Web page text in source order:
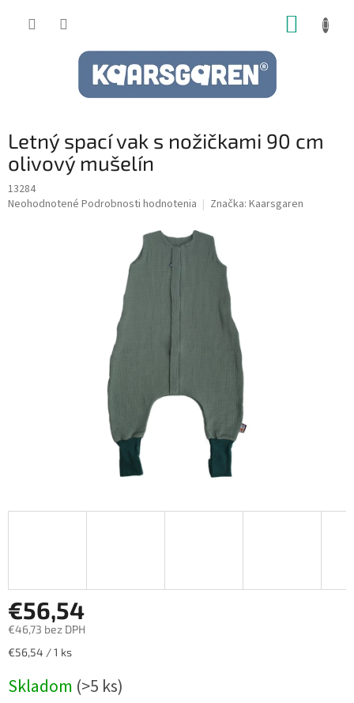
Letný spací vak s nožičkami 90 cm
olivový mušelín
13284
Priemerné
Neohodnotené Podrobnosti hodnotenia Značka: Kaarsgaren
€56,54
€46,73 bez DPH
Jednotková
€56,54 / 1 ks
Skladom (>5 ks)